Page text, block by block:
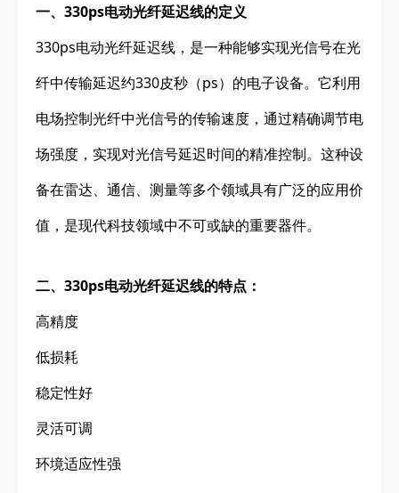
一、330ps电动光纤延迟线的定义
330ps电动光纤延迟线，是一种能够实现光信号在光
纤中传输延迟约330皮秒（ps）的电子设备。它利用
电场控制光纤中光信号的传输速度，通过精确调节电
场强度，实现对光信号延迟时间的精准控制。这种设
备在雷达、通信、测量等多个领域具有广泛的应用价
值，是现代科技领域中不可或缺的重要器件。
二、330ps电动光纤延迟线的特点 ：
高精度
低损耗
稳定性好
灵活可调
环境适应性强